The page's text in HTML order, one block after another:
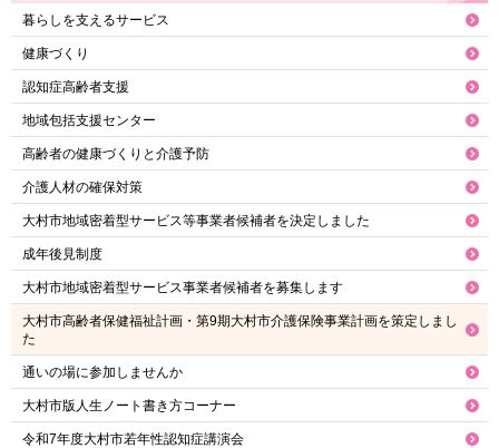
暮らしを支えるサービス
健康づくり
認知症高齢者支援
地域包括支援センター
高齢者の健康づくりと介護予防
介護人材の確保対策
大村市地域密着型サービス等事業者候補者を決定しました
成年後見制度
大村市地域密着型サービス事業者候補者を募集します
大村市高齢者保健福祉計画・第9期大村市介護保険事業計画を策定しまし
た
通いの場に参加しませんか
大村市版人生ノート書き方コーナー
令和7年度大村市若年性認知症講演会